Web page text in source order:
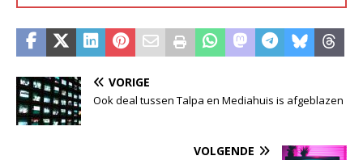
VORIGE
Ook deal tussen Talpa en Mediahuis is afgeblazen
VOLGENDE